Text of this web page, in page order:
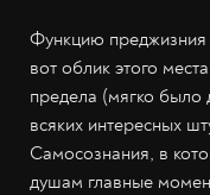
Функцию преджизния
вот облик этого
предела (мягко было
всяких интересных
Самосознания, в
душам главные